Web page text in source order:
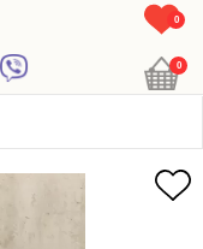
0
0